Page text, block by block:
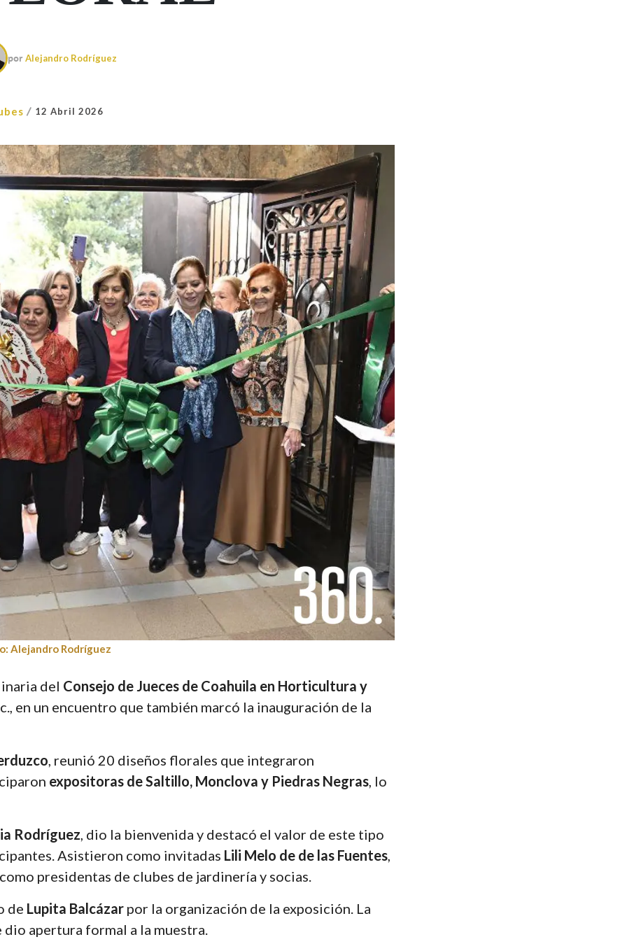
por Alejandro Rodríguez
/ 12 Abril 2026
Alejandro Rodríguez
del Consejo de Jueces de Coahuila en Horticultura y
en un encuentro que también marcó la inauguración de la
, reunió 20 diseños florales que integraron
expositoras de Saltillo, Monclova y Piedras Negras, lo
Rodríguez, dio la bienvenida y destacó el valor de este tipo
Asistieron como invitadas Lili Melo de de las Fuentes,
presidentas de clubes de jardinería y socias.
de Lupita Balcázar por la organización de la exposición. La
apertura formal a la muestra.